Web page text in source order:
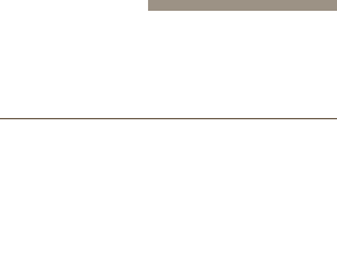
Higiene y cuidado